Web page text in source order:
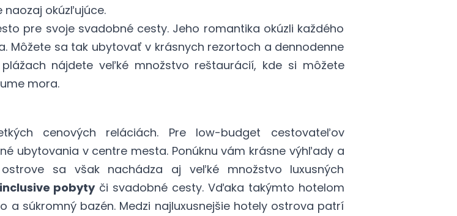
naozaj okúzľujúce.
pre svoje svadobné cesty. Jeho romantika okúzli každého
Môžete sa tak ubytovať v krásnych rezortoch a dennodenne
nájdete veľké množstvo reštaurácií, kde si môžete
mora.
cenových reláciách. Pre low-budget cestovateľov
ubytovania v centre mesta. Ponúknu vám krásne výhľady a
sa však nachádza aj veľké množstvo luxusných
pobytyči svadobné cesty. Vďaka takýmto hotelom
súkromný bazén. Medzi najluxusnejšie hotely ostrova patrí